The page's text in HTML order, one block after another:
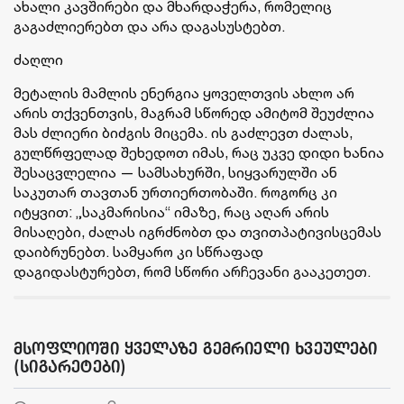
ახალი კავშირები და მხარდაჭერა, რომელიც
გაგაძლიერებთ და არა დაგასუსტებთ.
ძაღლი
მეტალის მამლის ენერგია ყოველთვის ახლო არ
არის თქვენთვის, მაგრამ სწორედ ამიტომ შეუძლია
მას ძლიერი ბიძგის მიცემა. ის გაძლევთ ძალას,
გულწრფელად შეხედოთ იმას, რაც უკვე დიდი ხანია
შესაცვლელია — სამსახურში, სიყვარულში ან
საკუთარ თავთან ურთიერთობაში. როგორც კი
იტყვით: „საკმარისია“ იმაზე, რაც აღარ არის
მისაღები, ძალას იგრძნობთ და თვითპატივისცემას
დაიბრუნებთ. სამყარო კი სწრაფად
დაგიდასტურებთ, რომ სწორი არჩევანი გააკეთეთ.
მსოფლიოში ყველაზე გემრიელი ხვეულები
(სიგარეტები)